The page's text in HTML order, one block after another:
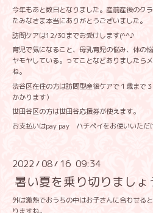
今年もあと数日となりました。産前産後のク
たみなさま本当にありがとうございました。
訪問ケアは12/30までお受けします(^^♪
育児で気になること、母乳育児の悩み、体の
ヤモヤしている。ってことなどありましたら
ね。
渋谷区在住の方は訪問型産後ケアで１歳まで
かかります）
世田谷区の方は世田谷応援券が使えます。
お支払いはpay pay ハチペイをお使いいただ
2022 /08/ 16 09:34
暑い夏を乗り切りましょ
外は激熱でおうちの中はお子さんに合わせる